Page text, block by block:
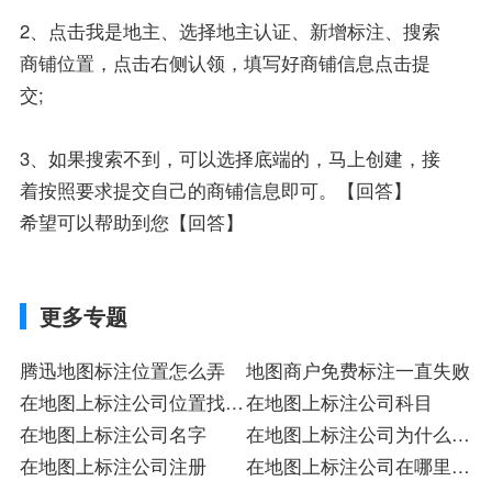
2、点击我是地主、选择地主认证、新增标注、搜索
商铺位置，点击右侧认领，填写好商铺信息点击提
交;
3、如果搜索不到，可以选择底端的，马上创建，接
着按照要求提交自己的商铺信息即可。【回答】
希望可以帮助到您【回答】
更多专题
腾迅地图标注位置怎么弄
地图商户免费标注一直失败
在地图上标注公司位置找什
么单位
在地图上标注公司科目
在地图上标注公司名字
在地图上标注公司为什么不
显示店
在地图上标注公司注册
在地图上标注公司在哪里入